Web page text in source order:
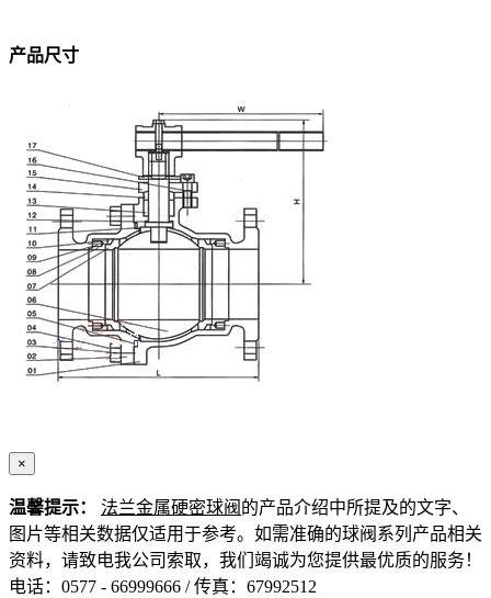
产品尺寸
×
温馨提示： 法兰金属硬密球阀 的产品介绍中所提及的文字、
图片等相关数据仅适用于参考。如需准确的球阀系列产品相关
资料，请致电我公司索取，我们竭诚为您提供最优质的服务！
电话：0577 - 66999666 / 传真：67992512